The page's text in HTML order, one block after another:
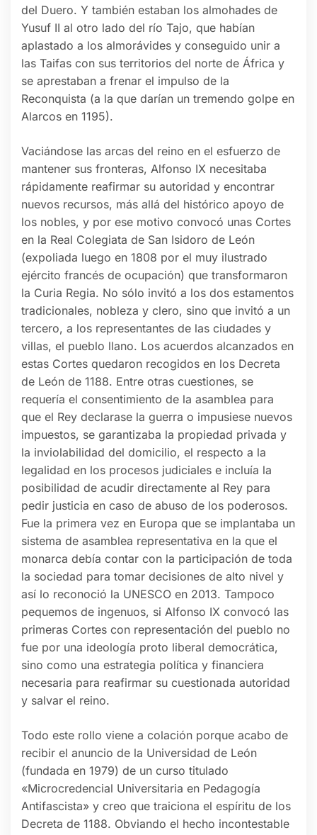
del Duero. Y también estaban los almohades de
Yusuf II al otro lado del río Tajo, que habían
aplastado a los almorávides y conseguido unir a
las Taifas con sus territorios del norte de África y
se aprestaban a frenar el impulso de la
Reconquista (a la que darían un tremendo golpe en
Alarcos en 1195).
Vaciándose las arcas del reino en el esfuerzo de
mantener sus fronteras, Alfonso IX necesitaba
rápidamente reafirmar su autoridad y encontrar
nuevos recursos, más allá del histórico apoyo de
los nobles, y por ese motivo convocó unas Cortes
en la Real Colegiata de San Isidoro de León
(expoliada luego en 1808 por el muy ilustrado
ejército francés de ocupación) que transformaron
la Curia Regia. No sólo invitó a los dos estamentos
tradicionales, nobleza y clero, sino que invitó a un
tercero, a los representantes de las ciudades y
villas, el pueblo llano. Los acuerdos alcanzados en
estas Cortes quedaron recogidos en los Decreta
de León de 1188. Entre otras cuestiones, se
requería el consentimiento de la asamblea para
que el Rey declarase la guerra o impusiese nuevos
impuestos, se garantizaba la propiedad privada y
la inviolabilidad del domicilio, el respecto a la
legalidad en los procesos judiciales e incluía la
posibilidad de acudir directamente al Rey para
pedir justicia en caso de abuso de los poderosos.
Fue la primera vez en Europa que se implantaba un
sistema de asamblea representativa en la que el
monarca debía contar con la participación de toda
la sociedad para tomar decisiones de alto nivel y
así lo reconoció la UNESCO en 2013. Tampoco
pequemos de ingenuos, si Alfonso IX convocó las
primeras Cortes con representación del pueblo no
fue por una ideología proto liberal democrática,
sino como una estrategia política y financiera
necesaria para reafirmar su cuestionada autoridad
y salvar el reino.
Todo este rollo viene a colación porque acabo de
recibir el anuncio de la Universidad de León
(fundada en 1979) de un curso titulado
«Microcredencial Universitaria en Pedagogía
Antifascista» y creo que traiciona el espíritu de los
Decreta de 1188. Obviando el hecho incontestable